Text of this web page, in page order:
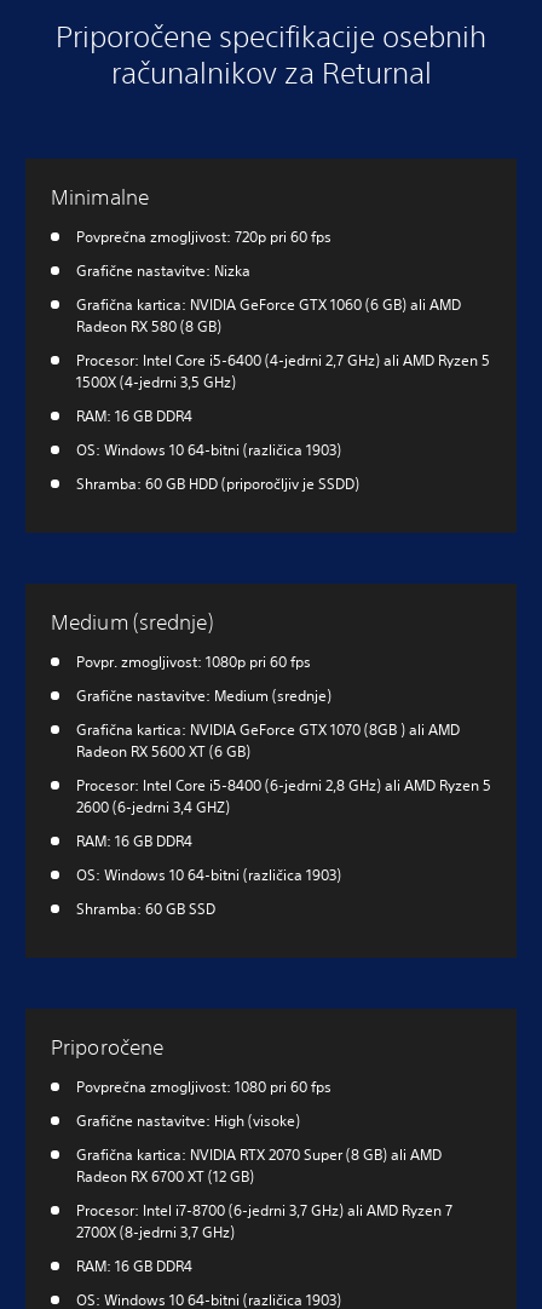
Priporočene specifikacije osebnih
računalnikov za Returnal
Minimalne
Povprečna zmogljivost: 720p pri 60 fps
Grafične nastavitve: Nizka
Grafična kartica: NVIDIA GeForce GTX 1060 (6 GB) ali AMD
Radeon RX 580 (8 GB)
Procesor: Intel Core i5-6400 (4-jedrni 2,7 GHz) ali AMD Ryzen 5
1500X (4-jedrni 3,5 GHz)
RAM: 16 GB DDR4
OS: Windows 10 64-bitni (različica 1903)
Shramba: 60 GB HDD (priporočljiv je SSDD)
Medium (srednje)
Povpr. zmogljivost: 1080p pri 60 fps
Grafične nastavitve: Medium (srednje)
Grafična kartica: NVIDIA GeForce GTX 1070 (8GB ) ali AMD
Radeon RX 5600 XT (6 GB)
Procesor: Intel Core i5-8400 (6-jedrni 2,8 GHz) ali AMD Ryzen 5
2600 (6-jedrni 3,4 GHZ)
RAM: 16 GB DDR4
OS: Windows 10 64-bitni (različica 1903)
Shramba: 60 GB SSD
Priporočene
Povprečna zmogljivost: 1080 pri 60 fps
Grafične nastavitve: High (visoke)
Grafična kartica: NVIDIA RTX 2070 Super (8 GB) ali AMD
Radeon RX 6700 XT (12 GB)
Procesor: Intel i7-8700 (6-jedrni 3,7 GHz) ali AMD Ryzen 7
2700X (8-jedrni 3,7 GHz)
RAM: 16 GB DDR4
OS: Windows 10 64-bitni (različica 1903)